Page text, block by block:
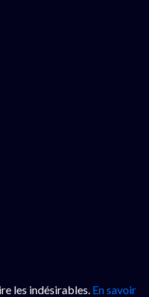
les indésirables. En savoir